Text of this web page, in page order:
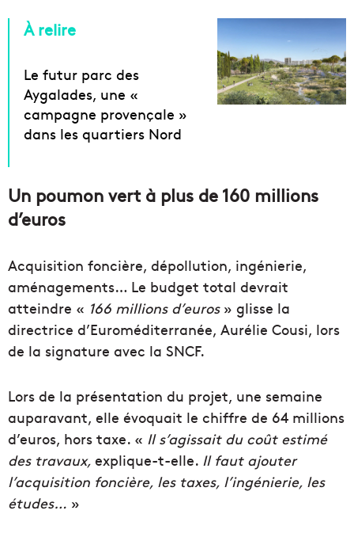
À relire
Le futur parc des
Aygalades, une «
campagne provençale »
dans les quartiers Nord
Un poumon vert à plus de 160 millions
d’euros
Acquisition foncière, dépollution, ingénierie,
aménagements… Le budget total devrait
atteindre « 166 millions d’euros» glisse la
directrice d’Euroméditerranée, Aurélie Cousi, lors
de la signature avec la SNCF.
Lors de la présentation du projet, une semaine
auparavant, elle évoquait le chiffre de 64 millions
d’euros, hors taxe. « Il s’agissait du coût estimé
des travaux, explique-t-elle. Il faut ajouter
l’acquisition foncière, les taxes, l’ingénierie, les
études… »